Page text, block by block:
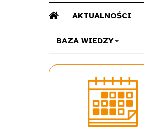
AKTUALNOŚCI
BAZA WIEDZY